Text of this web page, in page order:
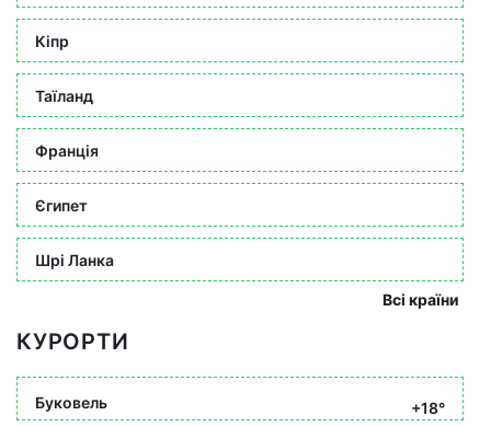
Кіпр
Таїланд
Франція
Єгипет
Шрі Ланка
Всі країни
КУРОРТИ
Буковель +18°